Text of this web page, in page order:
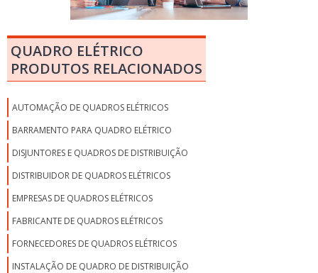
QUADRO ELÉTRICO
PRODUTOS RELACIONADOS
AUTOMAÇÃO DE QUADROS ELÉTRICOS
BARRAMENTO PARA QUADRO ELÉTRICO
DISJUNTORES E QUADROS DE DISTRIBUIÇÃO
DISTRIBUIDOR DE QUADROS ELÉTRICOS
EMPRESAS DE QUADROS ELÉTRICOS
FABRICANTE DE QUADROS ELÉTRICOS
FORNECEDORES DE QUADROS ELÉTRICOS
INSTALAÇÃO DE QUADRO DE DISTRIBUIÇÃO